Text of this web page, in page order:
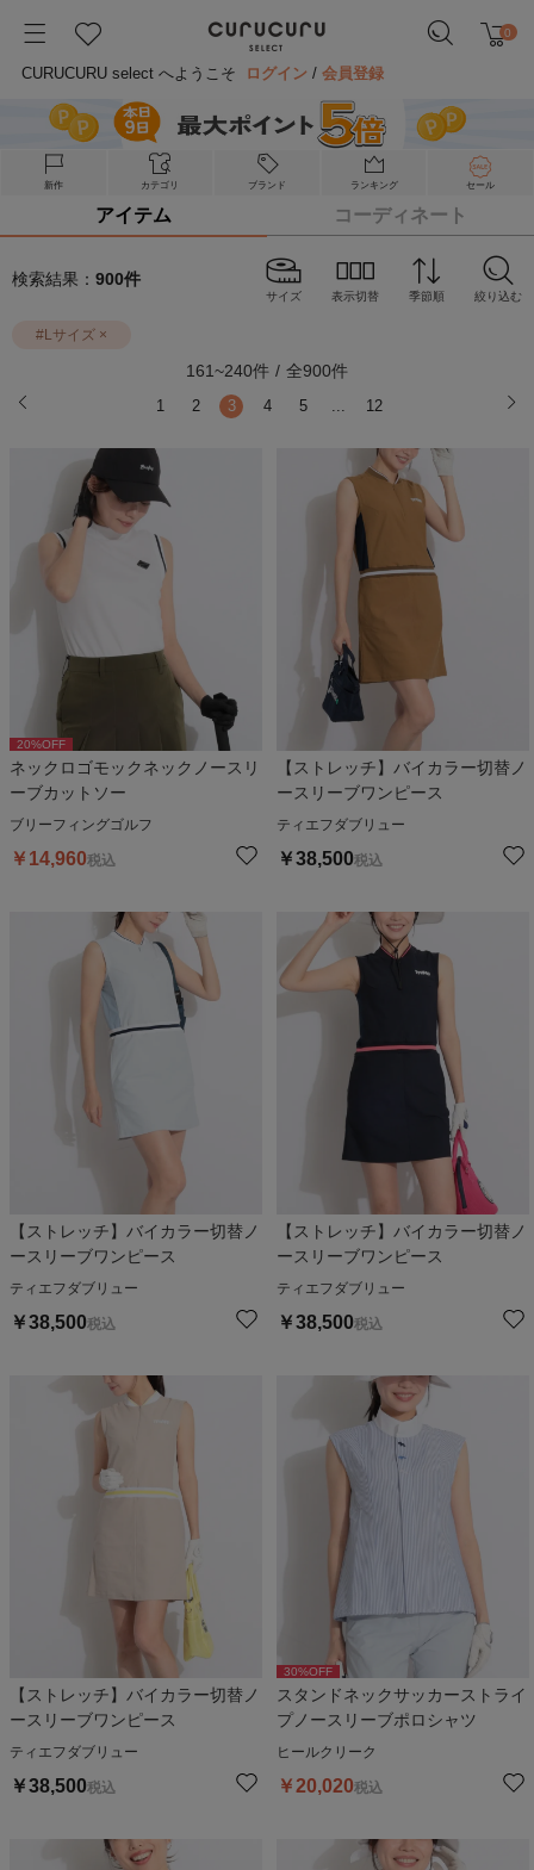
0
CURUCURU select へようこそ ログイン /会員登録
新作 カテゴリ ブランド ランキング セール
アイテム コーディネート
検索結果： 900件
サイズ 表示切替 季節順 絞り込む
#Lサイズ ×
161~240件 / 全900件
1 2 3 4 5 ... 12
20%OFF
ネックロゴモックネックノースリ
ーブカットソー
ブリーフィングゴルフ
￥ 14,960税込
【ストレッチ】バイカラー切替ノ
ースリーブワンピース
ティエフダブリュー
￥38,500税込
【ストレッチ】バイカラー切替ノ
ースリーブワンピース
ティエフダブリュー
￥38,500税込
【ストレッチ】バイカラー切替ノ
ースリーブワンピース
ティエフダブリュー
￥38,500税込
【ストレッチ】バイカラー切替ノ
ースリーブワンピース
ティエフダブリュー
￥38,500税込
30%OFF
スタンドネックサッカーストライ
プノースリーブポロシャツ
ヒールクリーク
￥20,020税込